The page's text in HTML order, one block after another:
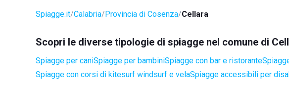
Spiagge.it Calabria Provincia di Cosenza Cellara
Scopri le diverse tipologie di spiagge nel comune di
Spiagge per caniSpiagge per bambiniSpiagge con bar e ristorante
Spiagge con corsi di kitesurf windsurf e velaSpiagge accessibili per